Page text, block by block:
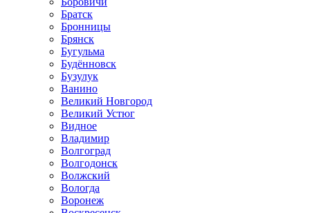
Братск
Бронницы
Брянск
Бугульма
Будённовск
Бузулук
Ванино
Великий Новгород
Великий Устюг
Видное
Владимир
Волгоград
Волгодонск
Волжский
Вологда
Воронеж